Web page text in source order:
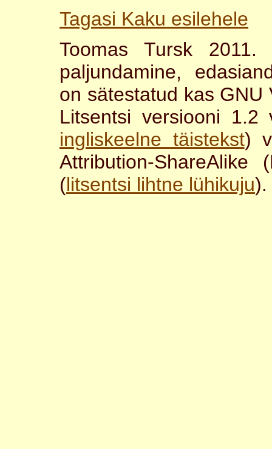
Tagasi Kaku esilehele
Toomas Tursk 2011.
paljundamine,
on sätestatud kas GNU
Litsentsi versiooni 1.2
ingliskeelne täistekst)
Attribution-ShareAlike
(litsentsi lihtne lühikuju).